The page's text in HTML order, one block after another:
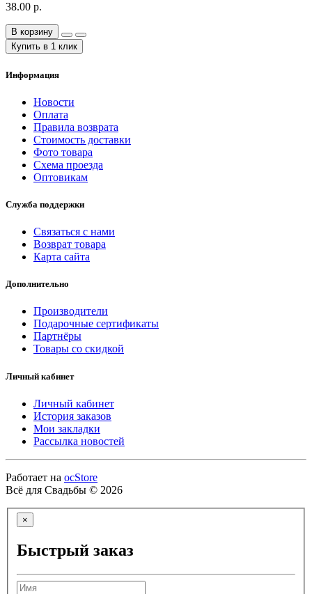
38.00 р.
В корзину
Купить в 1 клик
Информация
Новости
Оплата
Правила возврата
Стоимость доставки
Фото товара
Схема проезда
Оптовикам
Служба поддержки
Связаться с нами
Возврат товара
Карта сайта
Дополнительно
Производители
Подарочные сертификаты
Партнёры
Товары со скидкой
Личный кабинет
Личный кабинет
История заказов
Мои закладки
Рассылка новостей
Работает на ocStore
Всё для Свадьбы © 2026
×
Быстрый заказ